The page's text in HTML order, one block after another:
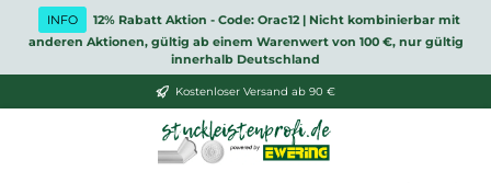
Zum Hauptinhalt springen
INFO
12% Rabatt Aktion - Code: Orac12 | Nicht kombinierbar mit
anderen Aktionen, gültig ab einem Warenwert von 100 €, nur gültig
innerhalb Deutschland
Kostenloser Versand ab 90 €